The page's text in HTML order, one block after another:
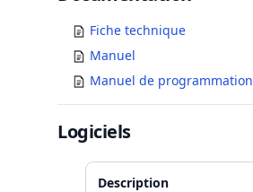
Fiche technique
Manuel
Manuel de programmation
Logiciels
Description